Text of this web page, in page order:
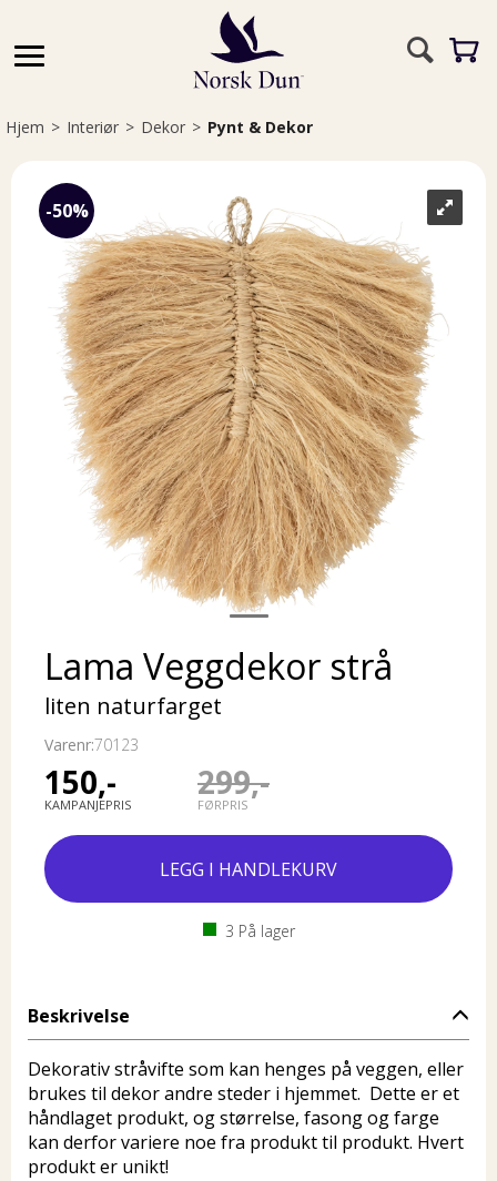
Hjem>Interiør>Dekor>Pynt & Dekor
50%
Lama Veggdekor strå
liten naturfarget
Varenr:70123
150,-
KAMPANJEPRIS
299,-
FØRPRIS
3 På lager
Beskrivelse
Dekorativ stråvifte som kan henges på veggen, eller
brukes til dekor andre steder i hjemmet. Dette er et
håndlaget produkt, og størrelse, fasong og farge
kan derfor variere noe fra produkt til produkt. Hvert
produkt er unikt!